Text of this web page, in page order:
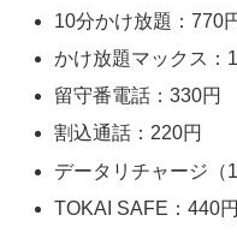
10分かけ放題：770
かけ放題マックス：
留守番電話：330円
割込通話：220円
データリチャージ（
TOKAI SAFE：440円